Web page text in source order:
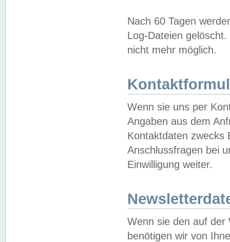
Nach 60 Tagen
Log-Dateien
nicht mehr möglich.
Wenn sie uns per
Angaben aus dem
Kontaktdaten zwecks
Anschlussfragen bei
Einwilligung weiter.
Wenn sie den auf der
benötigen wir von